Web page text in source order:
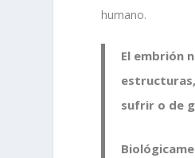
humano.
El embrión
sufrir o de